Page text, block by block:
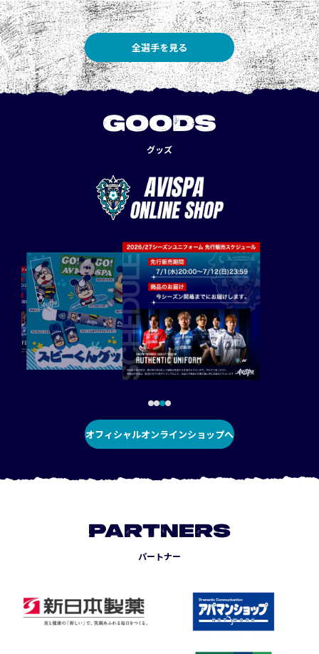
全選手を見る
GOODS
グッズ
オフィシャルオンラインショップへ
PARTNERS
パートナー